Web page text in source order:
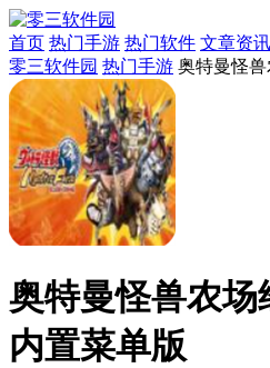
首页 热门手游 热门软件 文章资讯
零三软件园 热门手游 奥特曼怪
奥特曼怪兽农场
内置菜单版